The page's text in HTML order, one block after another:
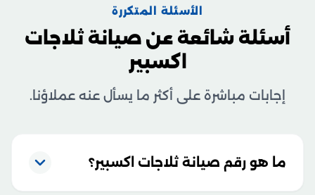
الأسئلة المتكررة
أسئلة شائعة عن صيانة ثلاجات
اكسبير
إجابات مباشرة على أكثر ما يسأل عنه عملاؤنا.
ما هو رقم صيانة ثلاجات اكسبير؟